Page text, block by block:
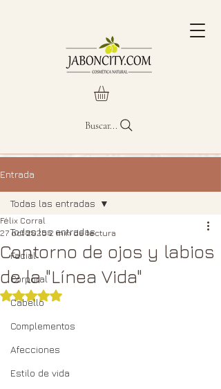
Buscar...
Entrada
Todas las entradas
Facial
Corporal
Cabello
Complementos
Afecciones
Estilo de vida
Todas las entradas
Contorno de ojos y labios
de la "Línea Vida"
Félix Corral
27 oct 2025 2 min de lectura
Obtuvo NaN de 5 estrellas.